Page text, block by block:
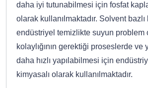
daha iyi tutunabilmesi için fosfat
olarak kullanılmaktadır. Solvent
endüstriyel temizlikte suyun problem
kolaylığının gerektiği proseslerde ve
daha hızlı yapılabilmesi için
kimyasalı olarak kullanılmaktadır.